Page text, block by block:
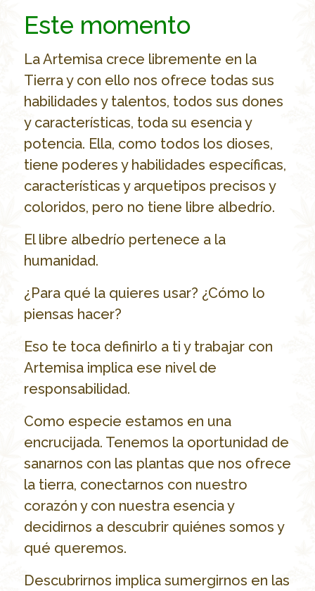
Este momento
La Artemisa crece libremente en la
Tierra y con ello nos ofrece todas sus
habilidades y talentos, todos sus dones
y características, toda su esencia y
potencia. Ella, como todos los dioses,
tiene poderes y habilidades específicas,
características y arquetipos precisos y
coloridos, pero no tiene libre albedrío.
El libre albedrío pertenece a la
humanidad.
¿Para qué la quieres usar? ¿Cómo lo
piensas hacer?
Eso te toca definirlo a ti y trabajar con
Artemisa implica ese nivel de
responsabilidad.
Como especie estamos en una
encrucijada. Tenemos la oportunidad de
sanarnos con las plantas que nos ofrece
la tierra, conectarnos con nuestro
corazón y con nuestra esencia y
decidirnos a descubrir quiénes somos y
qué queremos.
Descubrirnos implica sumergirnos en las